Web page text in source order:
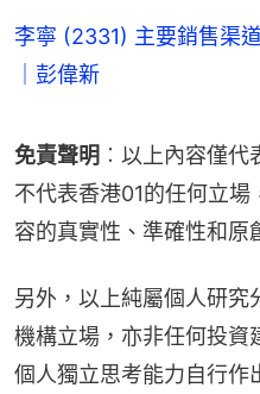
李寧 (2331) 主要銷售渠
｜彭偉新
免責聲明 ︰以上內容僅代
不代表香港01的任何立
容的真實性、準確性和原
另外，以上純屬個人研究
機構立場，亦非任何投資
個人獨立思考能力自行作